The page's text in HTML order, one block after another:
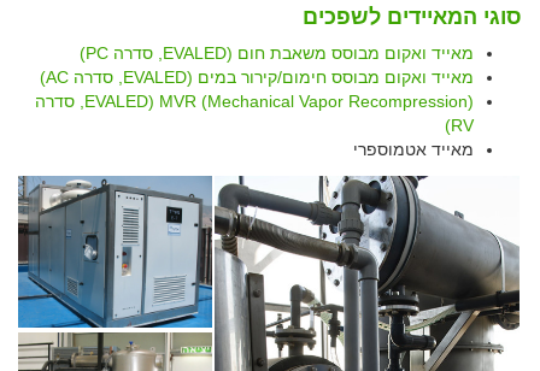
סוגי המאיידים לשפכים
מאייד ואקום מבוסס משאבת חום (EVALED, סדרה PC)
מאייד ואקום מבוסס חימום/קירור במים (EVALED, סדרה AC)
(MVR (Mechanical Vapor Recompression (EVALED, סדרה
RV)
מאייד אטמוספרי